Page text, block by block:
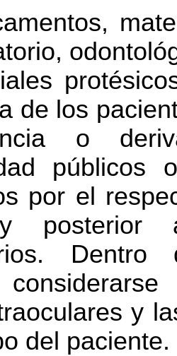
de los
o
públicos
por el
posterior
y
del paciente.